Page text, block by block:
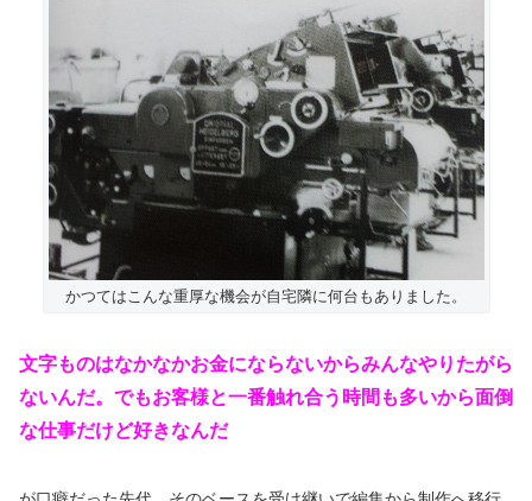
かつてはこんな重厚な機会が自宅隣に何台もありました。
文字ものはなかなかお金にならないからみんなやりたがら
ないんだ。でもお客様と一番触れ合う時間も多いから面倒
な仕事だけど好きなんだ